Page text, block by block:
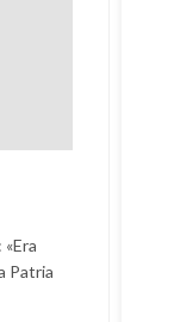
Patria